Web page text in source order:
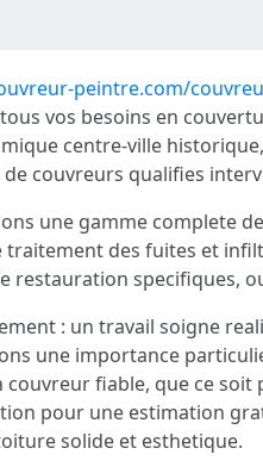
peintre.com/
vos besoins en
centre-ville
couvreurs qualifies
une gamme complete
traitement des fuites et
restauration specifiques,
: un travail soigne
une importance
couvreur fiable, que ce
pour une estimation
solide et esthetique.